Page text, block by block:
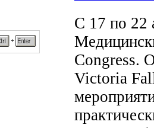
С 17 по 22
Congress.
Victoria